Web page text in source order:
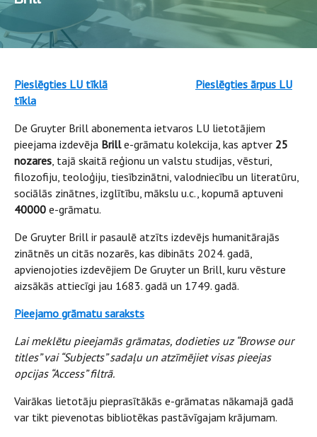
Pieslēgties LU tīklā
Pieslēgties ārpus LU
tīkla
De Gruyter Brill abonementa ietvaros LU lietotājiem
pieejama izdevēja Brille-grāmatu kolekcija, kas aptver 25
nozares, tajā skaitā reģionu un valstu studijas, vēsturi,
filozofiju, teoloģiju, tiesībzinātni, valodniecību un literatūru,
sociālās zinātnes, izglītību, mākslu u.c., kopumā aptuveni
40000 e-grāmatu.
De Gruyter Brill ir pasaulē atzīts izdevējs humanitārajās
zinātnēs un citās nozarēs, kas dibināts 2024. gadā,
apvienojoties izdevējiem De Gruyter un Brill, kuru vēsture
aizsākās attiecīgi jau 1683. gadā un 1749. gadā.
Pieejamo grāmatu saraksts
Lai meklētu pieejamās grāmatas, dodieties uz “Browse our
titles” vai “Subjects” sadaļu un atzīmējiet visas pieejas
opcijas “Access” filtrā.
Vairākas lietotāju pieprasītākās e-grāmatas nākamajā gadā
var tikt pievenotas bibliotēkas pastāvīgajam krājumam.